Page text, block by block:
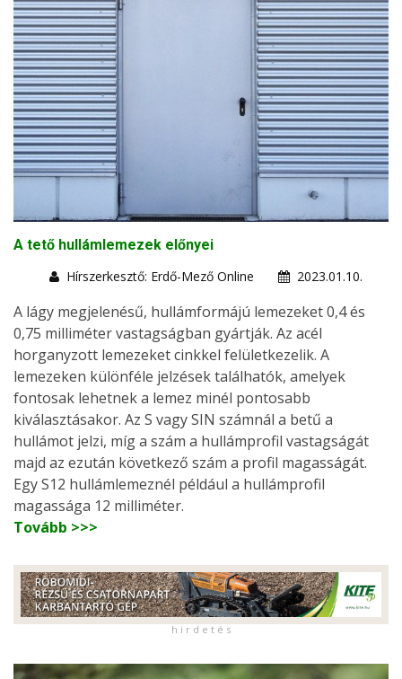
A tető hullámlemezek előnyei
Hírszerkesztő: Erdő-Mező Online
2023.01.10.
A lágy megjelenésű, hullámformájú lemezeket 0,4 és
0,75 milliméter vastagságban gyártják. Az acél
horganyzott lemezeket cinkkel felületkezelik. A
lemezeken különféle jelzések találhatók, amelyek
fontosak lehetnek a lemez minél pontosabb
kiválasztásakor. Az S vagy SIN számnál a betű a
hullámot jelzi, míg a szám a hullámprofil vastagságát
majd az ezután következő szám a profil magasságát.
Egy S12 hullámlemeznél például a hullámprofil
magassága 12 milliméter.
Tovább >>>
h i r d e t é s